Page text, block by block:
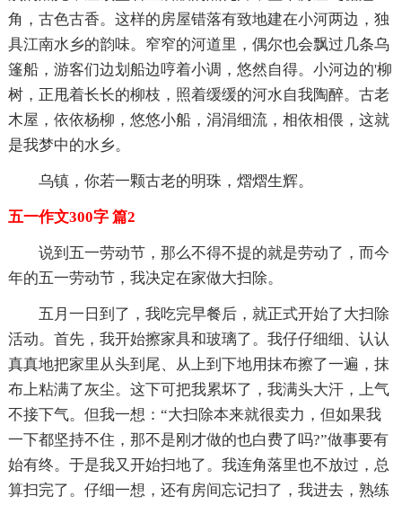
角，古色古香。这样的房屋错落有致地建在小河两边，独
具江南水乡的韵味。窄窄的河道里，偶尔也会飘过几条乌
篷船，游客们边划船边哼着小调，悠然自得。小河边的'柳
树，正甩着长长的柳枝，照着缓缓的河水自我陶醉。古老
木屋，依依杨柳，悠悠小船，涓涓细流，相依相偎，这就
是我梦中的水乡。
乌镇，你若一颗古老的明珠，熠熠生辉。
五一作文300字 篇2
说到五一劳动节，那么不得不提的就是劳动了，而今
年的五一劳动节，我决定在家做大扫除。
五月一日到了，我吃完早餐后，就正式开始了大扫除
活动。首先，我开始擦家具和玻璃了。我仔仔细细、认认
真真地把家里从头到尾、从上到下地用抹布擦了一遍，抹
布上粘满了灰尘。这下可把我累坏了，我满头大汗，上气
不接下气。但我一想：“大扫除本来就很卖力，但如果我
一下都坚持不住，那不是刚才做的也白费了吗?”做事要有
始有终。于是我又开始扫地了。我连角落里也不放过，总
算扫完了。仔细一想，还有房间忘记扫了，我进去，熟练